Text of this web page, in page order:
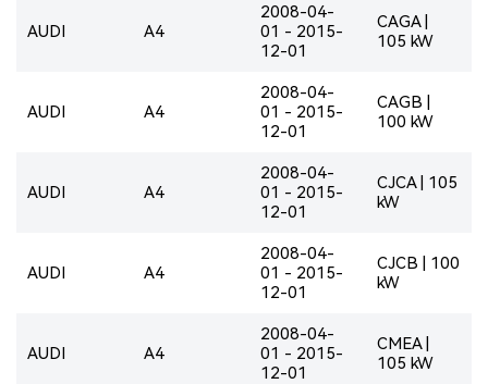
AUDI A4
2008-04-
01 - 2015-
12-01
CAGA |
105 kW
AUDI A4
2008-04-
01 - 2015-
12-01
CAGB |
100 kW
AUDI A4
2008-04-
01 - 2015-
12-01
CJCA | 105
kW
AUDI A4
2008-04-
01 - 2015-
12-01
CJCB | 100
kW
AUDI A4
2008-04-
01 - 2015-
12-01
CMEA |
105 kW